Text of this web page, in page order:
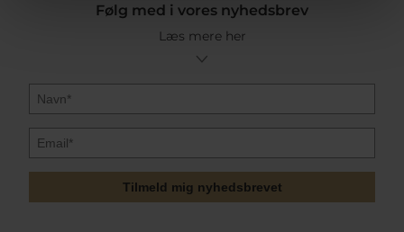
Følg med i vores nyhedsbrev
Læs mere her
Tilmeld mig nyhedsbrevet